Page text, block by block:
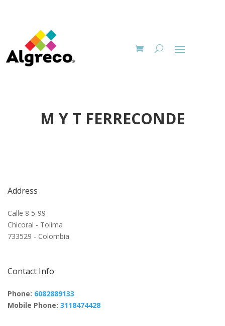
M Y T FERRECONDE
Address
Calle 8 5-99
Chicoral - Tolima
733529 - Colombia
Contact Info
Phone: 6082889133
Mobile Phone: 3118474428